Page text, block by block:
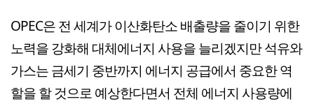
OPEC은 전 세계가 이산화탄소 배출량을 줄이기 위한
노력을 강화해 대체에너지 사용을 늘리겠지만 석유와
가스는 금세기 중반까지 에너지 공급에서 중요한 역
할을 할 것으로 예상한다면서 전체 에너지 사용량에